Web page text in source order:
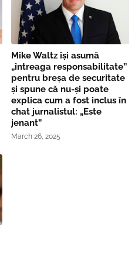
Mike Waltz îşi asumă
„întreaga responsabilitate”
pentru breşa de securitate
și spune că nu-și poate
explica cum a fost inclus în
chat jurnalistul: „Este
jenant”
March 26, 2025